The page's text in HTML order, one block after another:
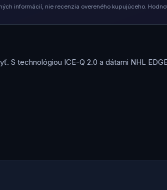
informácií, nie recenzia overeného kupujúceho.
S technológiou ICE-Q 2.0 a dátami NHL